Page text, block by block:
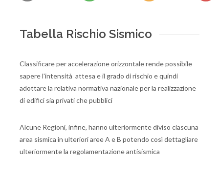
Tabella Rischio Sismico
Classificare per accelerazione orizzontale rende possibile
sapere l'intensità attesa e il grado di rischio e quindi
adottare la relativa normativa nazionale per la realizzazione
di edifici sia privati che pubblici
Alcune Regioni, infine, hanno ulteriormente diviso ciascuna
area sismica in ulteriori aree A e B potendo così dettagliare
ulteriormente la regolamentazione antisismica